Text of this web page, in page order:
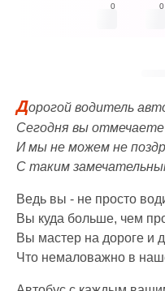
0 0
Дорогой водитель
Сегодня вы отмечаете
И мы не можем не
С таким
Ведь вы - не просто
Вы куда больше, чем
Вы мастер на дороге и
Что немаловажно в